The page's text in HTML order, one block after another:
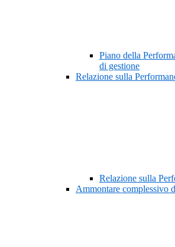
Piano della
di gestione
Relazione sulla
Relazione sulla
Ammontare complessivo